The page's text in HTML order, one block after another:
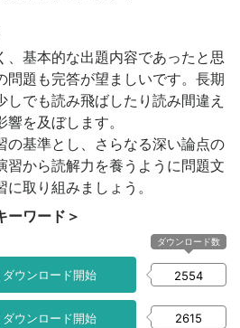
、基本的な出題内容であったと思
問題も完答が望ましいです。長期
でも読み飛ばしたり読み間違え
を及ぼします。
の基準とし、さらなる深い論点の
習から読解力を養うように問題文
取り組みましょう。
ーワード＞
ダウンロード数
ダウンロード開始 2554
ダウンロード開始 2615